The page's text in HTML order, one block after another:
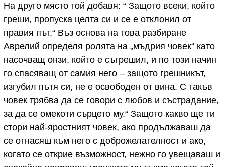
На друго място той добавя: “ Защото всеки, който
греши, пропуска целта си и се е отклонил от
правия път.“ Въз основа на това разбиране
Аврелий определя ролята на „мъдрия човек“ като
насочващ онзи, който е съгрешил, и по този начин
го спасяващ от самия него – защото грешникът,
изгубил пътя си, не е освободен от вина. С такъв
човек трябва да се говори с любов и състрадание,
за да се омекоти сърцето му.“ Защото какво ще ти
стори най-яростният човек, ако продължаваш да
се отнасяш към него с доброжелателност и ако,
когато се открие възможност, нежно го увещаваш и